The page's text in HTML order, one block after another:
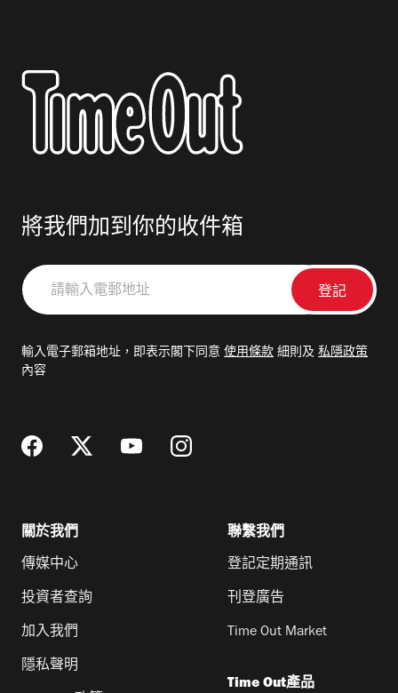
將我們加到你的收件箱
請
輸
郵
輸入電子郵箱地址，即表示閣下同意 使用條款 細則及 私隱政策
內容
關於我們
傳媒中心
投資者查詢
加入我們
隱私聲明
聯繫我們
登記定期通訊
刊登廣告
Time Out Market
Time Out產品